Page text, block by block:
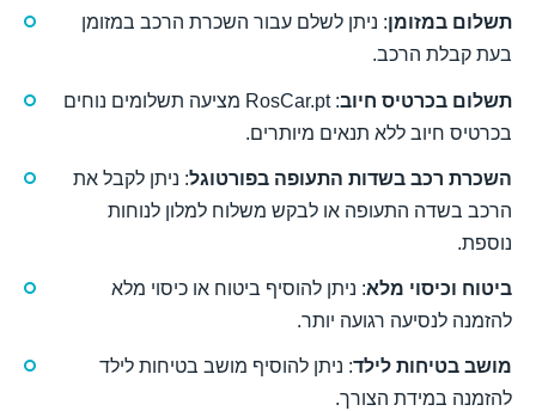
תשלום במזומן: ניתן לשלם עבור השכרת הרכב במזומן
בעת קבלת הרכב.
תשלום בכרטיס חיוב
: RosCar.pt מציעה תשלומים נוחים
בכרטיס חיוב ללא תנאים מיותרים.
השכרת רכב בשדות התעופה בפורטוגל: ניתן לקבל את
הרכב בשדה התעופה או לבקש משלוח למלון לנוחות
נוספת.
ביטוח וכיסוי מלא: ניתן להוסיף ביטוח או כיסוי מלא
להזמנה לנסיעה רגועה יותר.
מושב בטיחות לילד: ניתן להוסיף מושב בטיחות לילד
להזמנה במידת הצורך.